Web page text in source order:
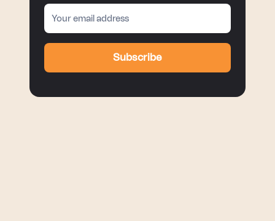
Subscribe